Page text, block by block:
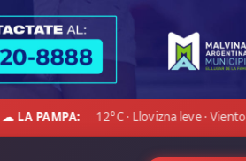
Compra $1.507,00 · Venta $1.540,00